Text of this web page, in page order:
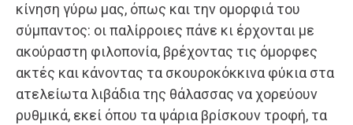
κίνηση γύρω μας, όπως και την ομορφιά του
σύμπαντος: οι παλίρροιες πάνε κι έρχονται με
ακούραστη φιλοπονία, βρέχοντας τις όμορφες
ακτές και κάνοντας τα σκουροκόκκινα φύκια στα
ατελείωτα λιβάδια της θάλασσας να χορεύουν
ρυθμικά, εκεί όπου τα ψάρια βρίσκουν τροφή, τα